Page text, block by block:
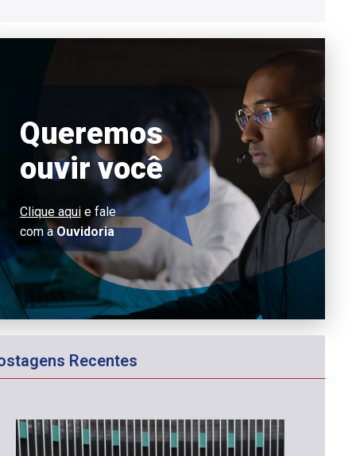
Queremos
ouvir você
Clique aquie fale
com aOuvidoria
Recentes